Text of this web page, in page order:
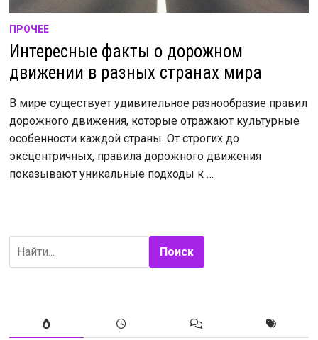
ПРОЧЕЕ
Интересные факты о дорожном
движении в разных странах мира
В мире существует удивительное разнообразие правил
дорожного движения, которые отражают культурные
особенности каждой страны. От строгих до
эксцентричных, правила дорожного движения
показывают уникальные подходы к …
Поиск